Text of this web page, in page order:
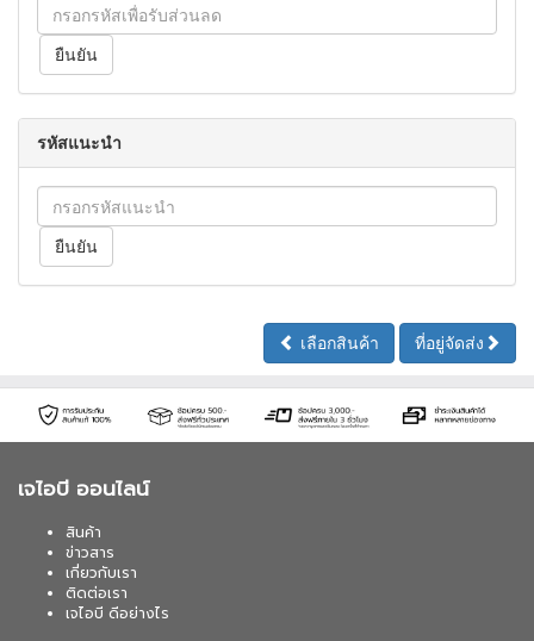
รหัสแนะนำ
เลือกสินค้า ที่อยู่จัดส่ง
เจไอบี ออนไลน์
สินค้า
ข่าวสาร
เกี่ยวกับเรา
ติดต่อเรา
เจไอบี ดีอย่างไร